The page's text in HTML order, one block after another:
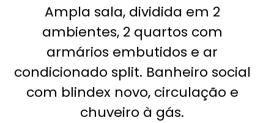
Ampla sala, dividida em 2
ambientes, 2 quartos com
armários embutidos e ar
condicionado split. Banheiro social
com blindex novo, circulação e
chuveiro à gás.